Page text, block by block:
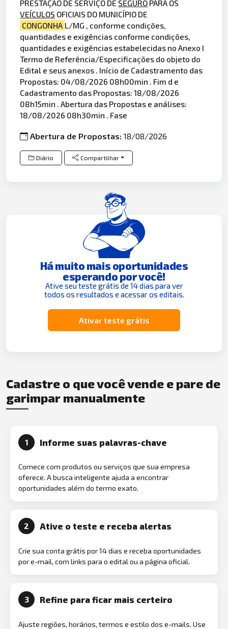
PRESTAÇÃO DE SERVIÇO DE SEGURO PARA OS
VEÍCULOS OFICIAIS DO MUNICÍPIO DE
CONGONHA L/MG , conforme condições,
quantidades e exigências conforme condições,
quantidades e exigências estabelecidas no Anexo I
Termo de Referência/Especificações do objeto do
Edital e seus anexos . Início de Cadastramento das
Propostas: 04/08/2026 08h00min . Fim d e
Cadastramento das Propostas: 18/08/2026
08h15min . Abertura das Propostas e análises:
18/08/2026 08h30min . Fase
Abertura de Propostas:18/08/2026
Diário Compartilhar
Há muito mais oportunidades
esperando por você!
Ative seu teste grátis de 14 dias para ver
todos os resultados e acessar os editais.
Ativar teste grátis
Cadastre o que você vende e pare de
garimpar manualmente
1 Informe suas palavras-chave
Comece com produtos ou serviços que sua empresa
oferece. A busca inteligente ajuda a encontrar
oportunidades além do termo exato.
2 Ative o teste e receba alertas
Crie sua conta grátis por 14 dias e receba oportunidades
por e-mail, com links para o edital ou a página oficial.
3 Refine para ficar mais certeiro
Ajuste regiões, horários, termos e estilo dos e-mails. Use